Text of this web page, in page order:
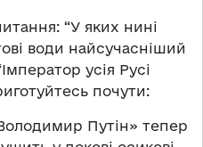
“У яких нині
води найсучасніший
усія Русі
почути:
Путін» тепер